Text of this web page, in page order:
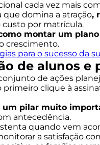
cada vez mais
que domina a atração,
custo por matrícula.
montar um
crescimento.
para o sucesso da
de alunos
de ações
clique à
um pilar muito
antecedência.
quando vem
a satisfação